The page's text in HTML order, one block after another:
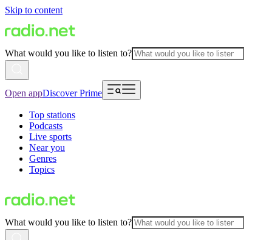
Skip to content
What would you like to listen to?
Open appDiscover Prime
Top stations
Podcasts
Live sports
Near you
Genres
Topics
What would you like to listen to?